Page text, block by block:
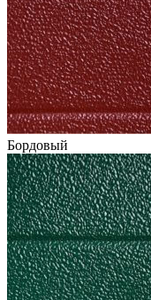
Бордовый